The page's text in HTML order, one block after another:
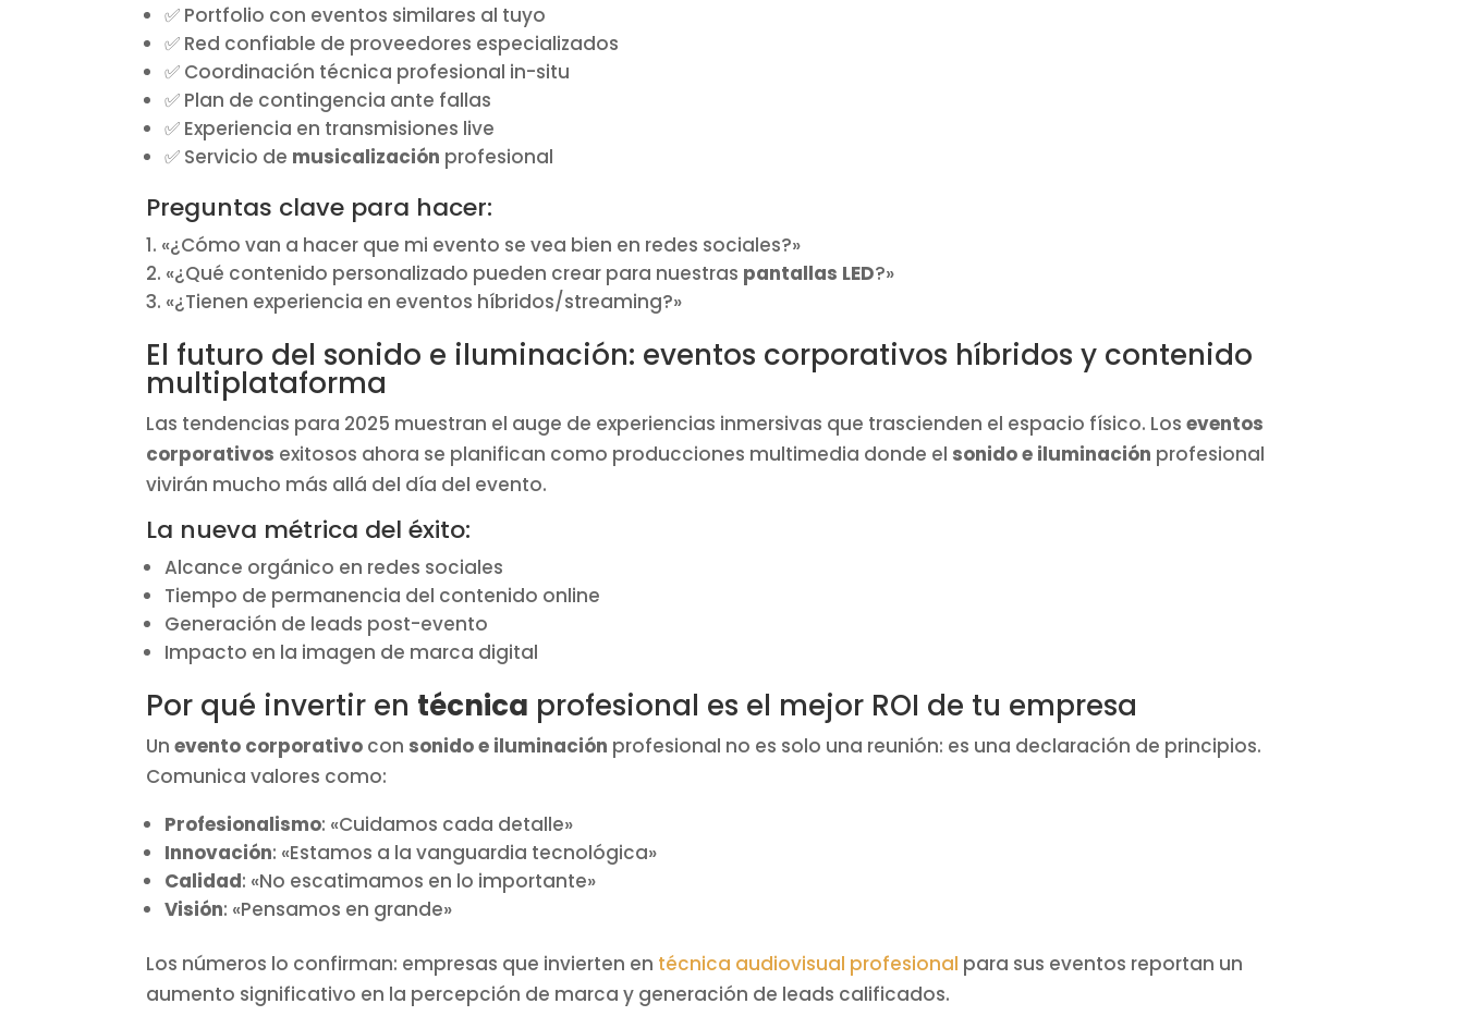
✅ Portfolio con eventos similares al tuyo
✅ Red confiable de proveedores especializados
✅ Coordinación técnica profesional in-situ
✅ Plan de contingencia ante fallas
✅ Experiencia en transmisiones live
✅ Servicio de musicalización profesional
Preguntas clave para hacer:
«¿Cómo van a hacer que mi evento se vea bien en redes sociales?»
«¿Qué contenido personalizado pueden crear para nuestras pantallas LED?»
«¿Tienen experiencia en eventos híbridos/streaming?»
El futuro del sonido e iluminación: eventos corporativos híbridos y contenido
multiplataforma
Las tendencias para 2025 muestran el auge de experiencias inmersivas que trascienden el espacio físico. Loseventos
corporativos exitosos ahora se planifican como producciones multimedia donde el sonido e iluminación profesional
vivirán mucho más allá del día del evento.
La nueva métrica del éxito:
Alcance orgánico en redes sociales
Tiempo de permanencia del contenido online
Generación de leads post-evento
Impacto en la imagen de marca digital
Por qué invertir en técnica profesional es el mejor ROI de tu empresa
Unevento corporativo con sonido e iluminación profesional no es solo una reunión: es una declaración de principios.
Comunica valores como:
Profesionalismo: «Cuidamos cada detalle»
Innovación: «Estamos a la vanguardia tecnológica»
Calidad: «No escatimamos en lo importante»
Visión: «Pensamos en grande»
Los números lo confirman: empresas que invierten en técnica audiovisual profesional para sus eventos reportan un
aumento significativo en la percepción de marca y generación de leads calificados.